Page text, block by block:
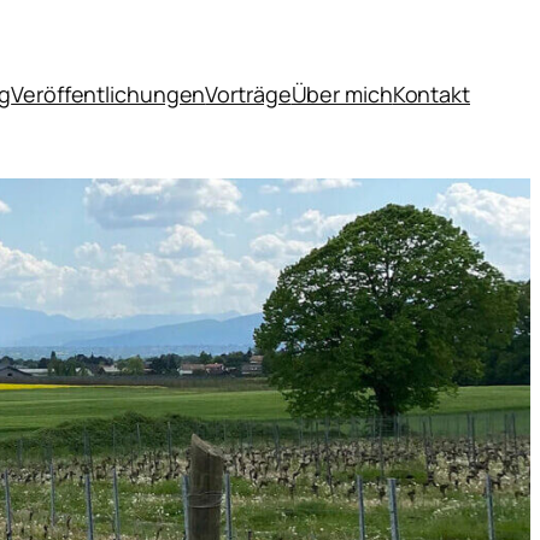
VeröffentlichungenVorträgeÜber michKontakt